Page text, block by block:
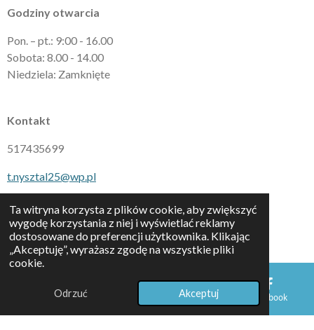
Ta witryna korzysta z plików cookie, aby zwiększyć
wygodę korzystania z niej i wyświetlać reklamy
dostosowane do preferencji użytkownika. Klikając
„Akceptuję”, wyrażasz zgodę na wszystkie pliki
cookie.
Odrzuć Akceptuj
Godziny otwarcia
Pon. – pt.: 9:00 - 16.00
Sobota: 8.00 - 14.00
Niedziela: Zamknięte
Kontakt
517435699
t.nysztal25@wp.pl
Media społecznościowe
F
b
s
a
E-mail Mapa Facebook